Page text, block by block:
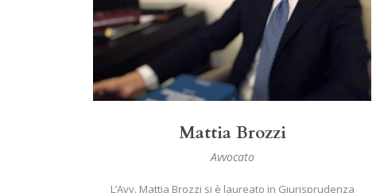
Luca D’Alba
Avvocato
L’Avv. Luca D’Alba si è laureato nel 2005 presso